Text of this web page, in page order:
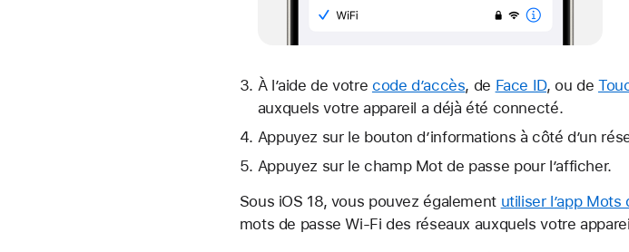
À l’aide de votre code d’accès, de Face ID, ou de
auxquels votre appareil a déjà été connecté.
Appuyez sur le bouton d’informations à côté d’un
Appuyez sur le champ Mot de passe pour l’afficher.
Sous iOS 18, vous pouvez également utiliser l’app Mots
mots de passe Wi-Fi des réseaux auxquels votre